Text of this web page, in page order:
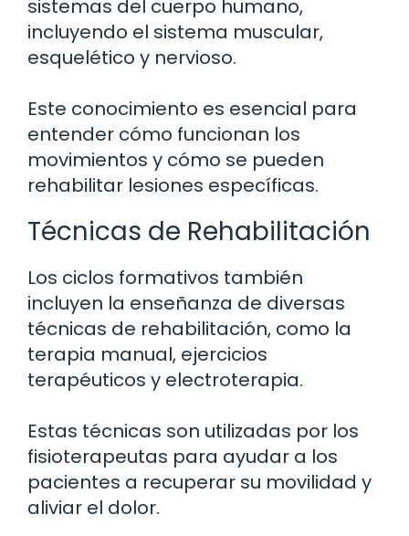
sistemas del cuerpo humano,
incluyendo el sistema muscular,
esquelético y nervioso.
Este conocimiento es esencial para
entender cómo funcionan los
movimientos y cómo se pueden
rehabilitar lesiones específicas.
Técnicas de Rehabilitación
Los ciclos formativos también
incluyen la enseñanza de diversas
técnicas de rehabilitación, como la
terapia manual, ejercicios
terapéuticos y electroterapia.
Estas técnicas son utilizadas por los
fisioterapeutas para ayudar a los
pacientes a recuperar su movilidad y
aliviar el dolor.